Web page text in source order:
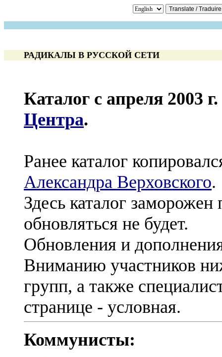
РАДИКАЛЫ В РУССКОЙ СЕТИ
Каталог с апреля 2003
Центра.
Ранее каталог
Александра Верховского.
Здесь каталог
обновляться не будет.
Обновления и
Вниманию участников
групп, а также
странице - условная.
Коммунисты: